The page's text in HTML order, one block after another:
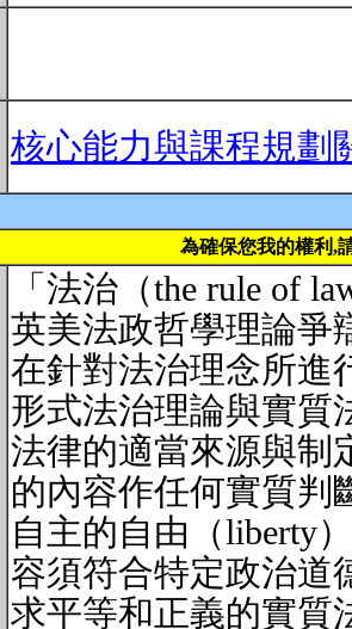
核心能力與課程規劃
為確保您我的權利,
「法治（the rule of
英美法政哲學理論爭
在針對法治理念所進
形式法治理論與實質
法律的適當來源與制
的內容作任何實質判
自主的自由（liberty
容須符合特定政治道
求平等和正義的實質